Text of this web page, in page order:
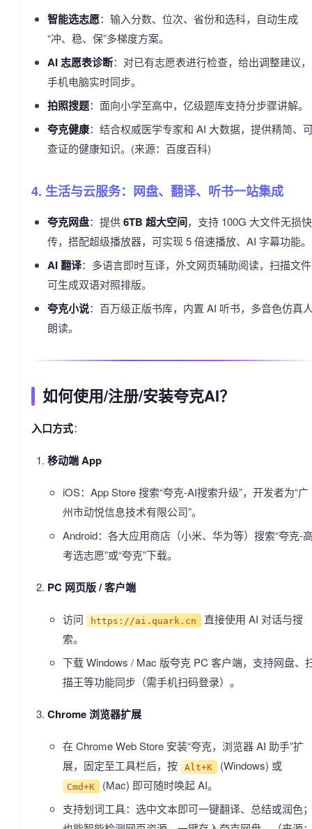
智能选志愿：输入分数、位次、省份和选科，自动生成
“冲、稳、保”多梯度方案。
AI 志愿表诊断：对已有志愿表进行检查，给出调整建议，
手机电脑实时同步。
拍照搜题：面向小学至高中，亿级题库支持分步骤讲解。
夸克健康：结合权威医学专家和 AI 大数据，提供精简、
查证的健康知识。(来源：百度百科)
4. 生活与云服务：网盘、翻译、听书一站集成
夸克网盘：提供6TB 超大空间，支持 100G 大文件无损快
传，搭配超级播放器，可实现 5 倍速播放、AI 字幕功能。
AI 翻译：多语言即时互译，外文网页辅助阅读，扫描文件
可生成双语对照排版。
夸克小说：百万级正版书库，内置 AI 听书，多音色仿真
朗读。
如何使用/注册/安装夸克AI？
入口方式：
移动端 App
iOS：App Store 搜索“夸克-AI搜索升级”，开发者为“广
州市动悦信息技术有限公司”。
Android：各大应用商店（小米、华为等）搜索“夸克-
考选志愿”或“夸克”下载。
PC 网页版 / 客户端
访问 https://ai.quark.cn 直接使用 AI 对话与搜
索。
下载 Windows / Mac 版夸克 PC 客户端，支持网盘、
描王等功能同步（需手机扫码登录）。
Chrome 浏览器扩展
在 Chrome Web Store 安装“夸克，浏览器 AI 助手”扩
展，固定至工具栏后，按
Alt+K (Windows) 或
Cmd+K (Mac) 即可随时唤起 AI。
支持划词工具：选中文本即可一键翻译、总结或润色